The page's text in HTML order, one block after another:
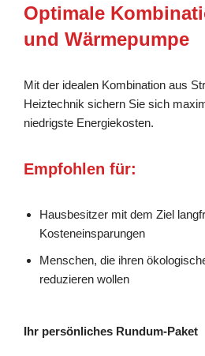
Optimale
und Wärmepumpe
Mit der idealen Kombination aus
Heiztechnik sichern Sie sich
niedrigste Energiekosten.
Empfohlen für:
Hausbesitzer mit dem Ziel
Kosteneinsparungen
Menschen, die ihren
reduzieren wollen
Ihr persönliches Rundum-Paket